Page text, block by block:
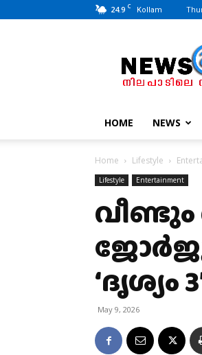
24.9 C Kollam
HOME NEWS
Home Lifestyle
Lifestyle Entertainment
വീണ്ടും
‘ദൃശ്യം
May 9, 2026